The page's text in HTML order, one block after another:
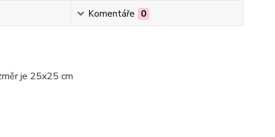
Komentáře 0
je 25x25 cm